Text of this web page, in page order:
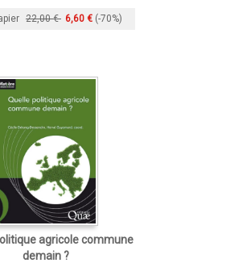
22,00 € 6,60 € (-70%)
agricole commune
demain ?